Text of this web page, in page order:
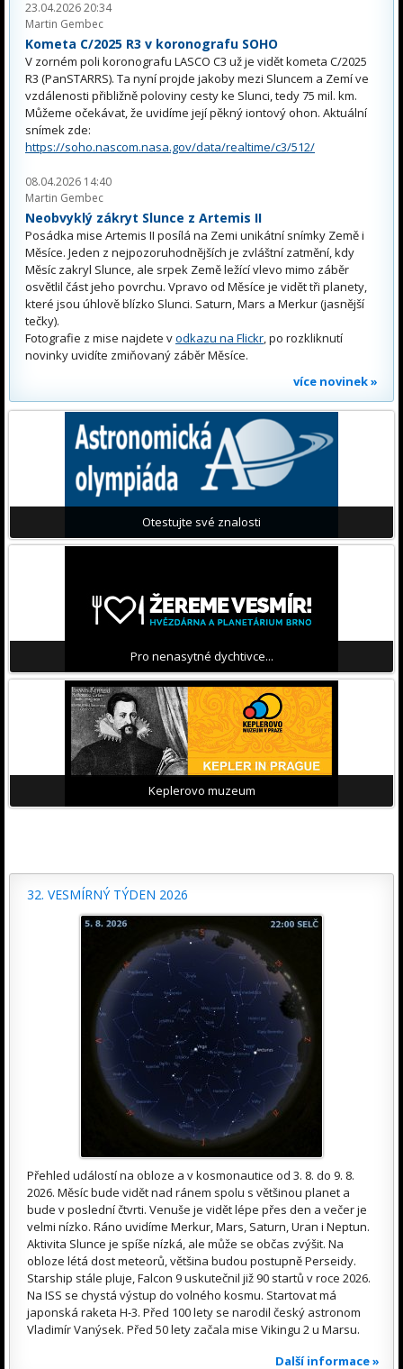
23.04.2026 20:34
Martin Gembec
Kometa C/2025 R3 v koronografu SOHO
V zorném poli koronografu LASCO C3 už je vidět kometa C/2025
R3 (PanSTARRS). Ta nyní projde jakoby mezi Sluncem a Zemí ve
vzdálenosti přibližně poloviny cesty ke Slunci, tedy 75 mil. km.
Můžeme očekávat, že uvidíme její pěkný iontový ohon. Aktuální
snímek zde:
https://soho.nascom.nasa.gov/data/realtime/c3/512/
08.04.2026 14:40
Martin Gembec
Neobvyklý zákryt Slunce z Artemis II
Posádka mise Artemis II posílá na Zemi unikátní snímky Země i
Měsíce. Jeden z nejpozoruhodnějších je zvláštní zatmění, kdy
Měsíc zakryl Slunce, ale srpek Země ležící vlevo mimo záběr
osvětlil část jeho povrchu. Vpravo od Měsíce je vidět tři planety,
které jsou úhlově blízko Slunci. Saturn, Mars a Merkur (jasnější
tečky).
Fotografie z mise najdete vodkazu na Flickr, po rozkliknutí
novinky uvidíte zmiňovaný záběr Měsíce.
více novinek »
Otestujte své znalosti
Pro nenasytné dychtivce...
Keplerovo muzeum
32. VESMÍRNÝ TÝDEN 2026
Přehled událostí na obloze a v kosmonautice od 3. 8. do 9. 8.
2026. Měsíc bude vidět nad ránem spolu s většinou planet a
bude v poslední čtvrti. Venuše je vidět lépe přes den a večer je
velmi nízko. Ráno uvidíme Merkur, Mars, Saturn, Uran i Neptun.
Aktivita Slunce je spíše nízká, ale může se občas zvýšit. Na
obloze létá dost meteorů, většina budou postupně Perseidy.
Starship stále pluje, Falcon 9 uskutečnil již 90 startů v roce 2026.
Na ISS se chystá výstup do volného kosmu. Startovat má
japonská raketa H-3. Před 100 lety se narodil český astronom
Vladimír Vanýsek. Před 50 lety začala mise Vikingu 2 u Marsu.
Další informace »